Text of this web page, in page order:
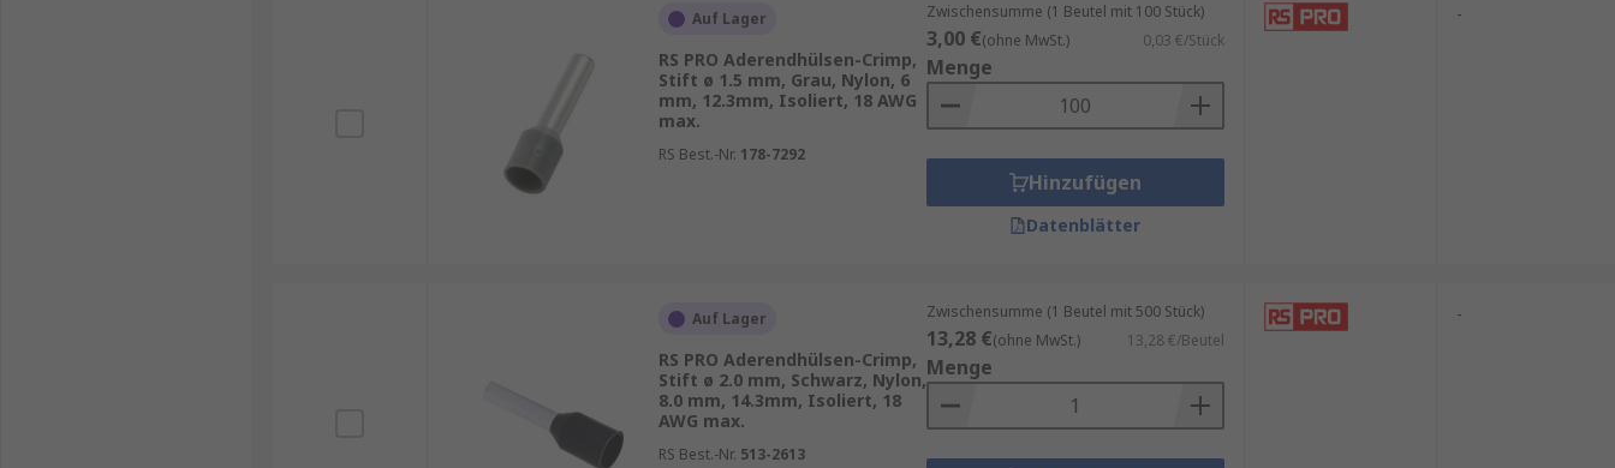
Auf Lager
RS PRO Aderendhülsen-Crimp,
Stift ø 1.5 mm, Grau, Nylon, 6
mm, 12.3mm, Isoliert, 18 AWG
max.
RS Best.-Nr. 178-7292
Zwischensumme (1 Beutel mit 100 Stück)
3,00 €(ohne MwSt.) 0,03 €/Stück
Menge
Hinzufügen
Datenblätter
-
Auf Lager
RS PRO Aderendhülsen-Crimp,
Stift ø 2.0 mm, Schwarz, Nylon,
8.0 mm, 14.3mm, Isoliert, 18
AWG max.
RS Best.-Nr. 513-2613
Zwischensumme (1 Beutel mit 500 Stück)
13,28 €(ohne MwSt.) 13,28 €/Beutel
Menge
-